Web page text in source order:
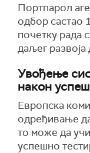
Портпарол
одбор састао
почетку рада
даљег развоја
Увођење
након
Европска
одређивање
то може да
успешно